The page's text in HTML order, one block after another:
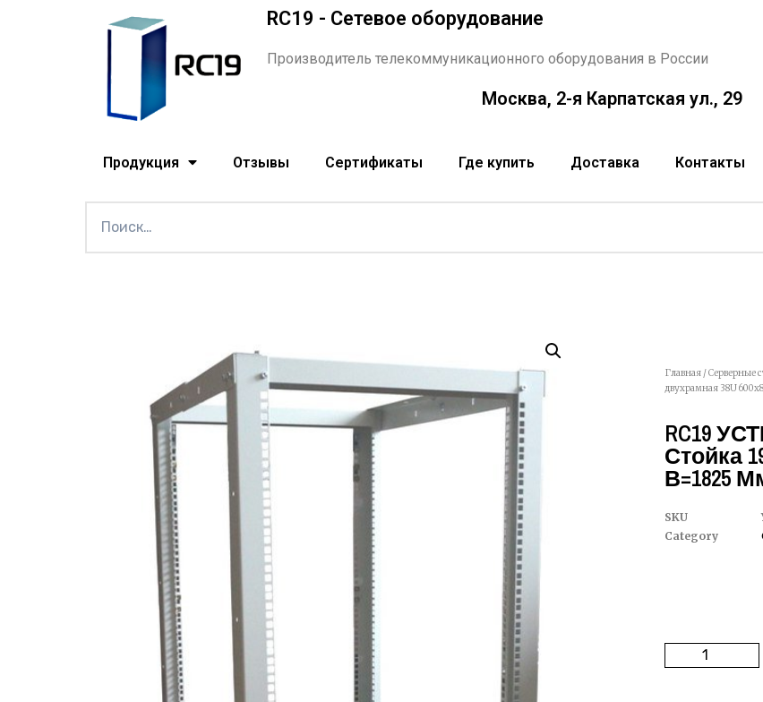
RC19 - Сетевое оборудование
Производитель телекоммуникационного оборудования в России
Москва, 2-я Карпатская ул., 29
Продукция Отзывы Сертификаты Где купить Доставка Контакты
Главная /Серверные
двухрамная 38U
RC19
Стойка
В=1825
SKU
Category